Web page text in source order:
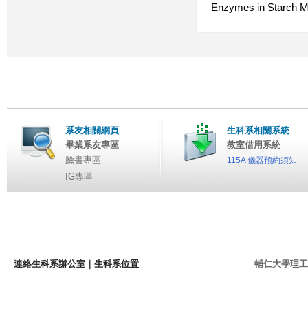
Enzymes in Starch
系友相關網頁
畢業系友專區
臉書專區
IG專區
生科系相關系統
教室借用系統
115A 儀器預約須知
連絡生科系辦公室 ｜ 生科系位置 輔仁大學理